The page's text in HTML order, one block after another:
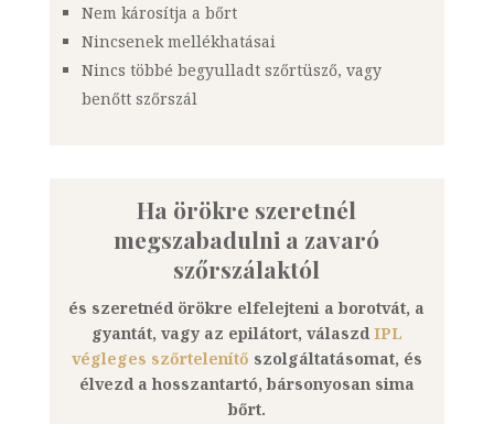
Nem károsítja a bőrt
Nincsenek mellékhatásai
Nincs többé begyulladt szőrtüsző, vagy
benőtt szőrszál
Ha örökre szeretnél
megszabadulni a zavaró
szőrszálaktól
és szeretnéd örökre elfelejteni a borotvát, a
gyantát, vagy az epilátort, válaszdIPL
végleges szőrtelenítő szolgáltatásomat, és
élvezd a hosszantartó, bársonyosan sima
bőrt.